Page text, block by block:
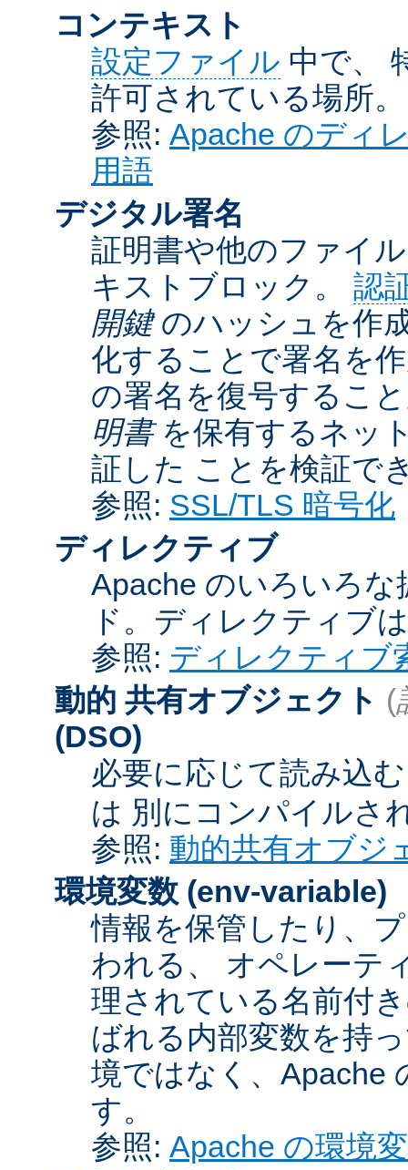
コンテキスト
設定ファイル 中で、
許可されている場所。
参照: Apache のディ
用語
デジタル署名
証明書や他のファイ
キストブロック。 認
開鍵のハッシュを作
化することで署名を
の署名を復号するこ
明書を保有するネッ
証した ことを検証で
参照: SSL/TLS 暗号化
ディレクティブ
Apache のいろいろ
ド。ディレクティブ
参照: ディレクティブ
動的 共有オブジェクト (
(DSO)
必要に応じて読み込
は 別にコンパイルさ
参照: 動的共有オブジ
環境変数 (env-variable)
情報を保管したり、
われる、 オペレーテ
理されている名前付
ばれる内部変数を持
境ではなく、Apache
す。
参照: Apache の環境